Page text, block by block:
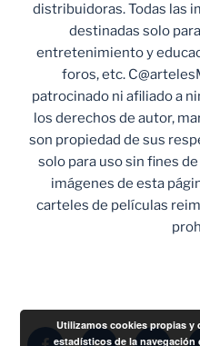
distribuidoras. Todas las
destinadas solo
entretenimiento y
foros, etc.
patrocinado ni afiliado a
los derechos de autor,
son propiedad de sus
solo para uso sin fines
imágenes de esta
carteles de películas
FacebookTwitter
Utilizamos cookies propias y
estadísticos de la